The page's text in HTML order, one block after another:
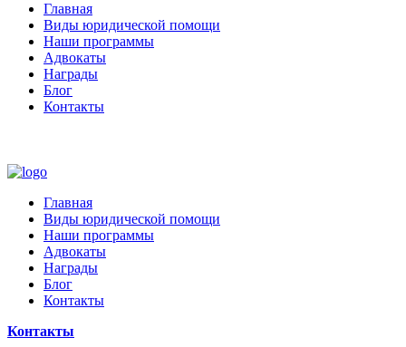
Главная
Виды юридической помощи
Наши программы
Адвокаты
Награды
Блог
Контакты
Главная
Виды юридической помощи
Наши программы
Адвокаты
Награды
Блог
Контакты
Контакты